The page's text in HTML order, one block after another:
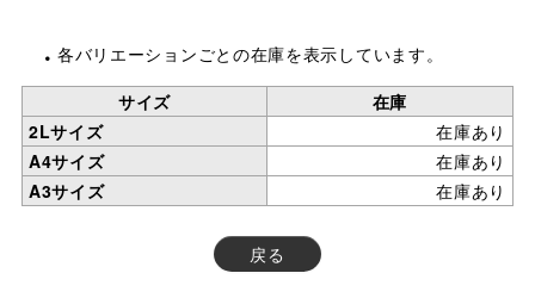
各バリエーションごとの在庫を表示しています。
サイズ
在庫
2Lサイズ
在庫あり
A4サイズ
在庫あり
A3サイズ
在庫あり
戻る